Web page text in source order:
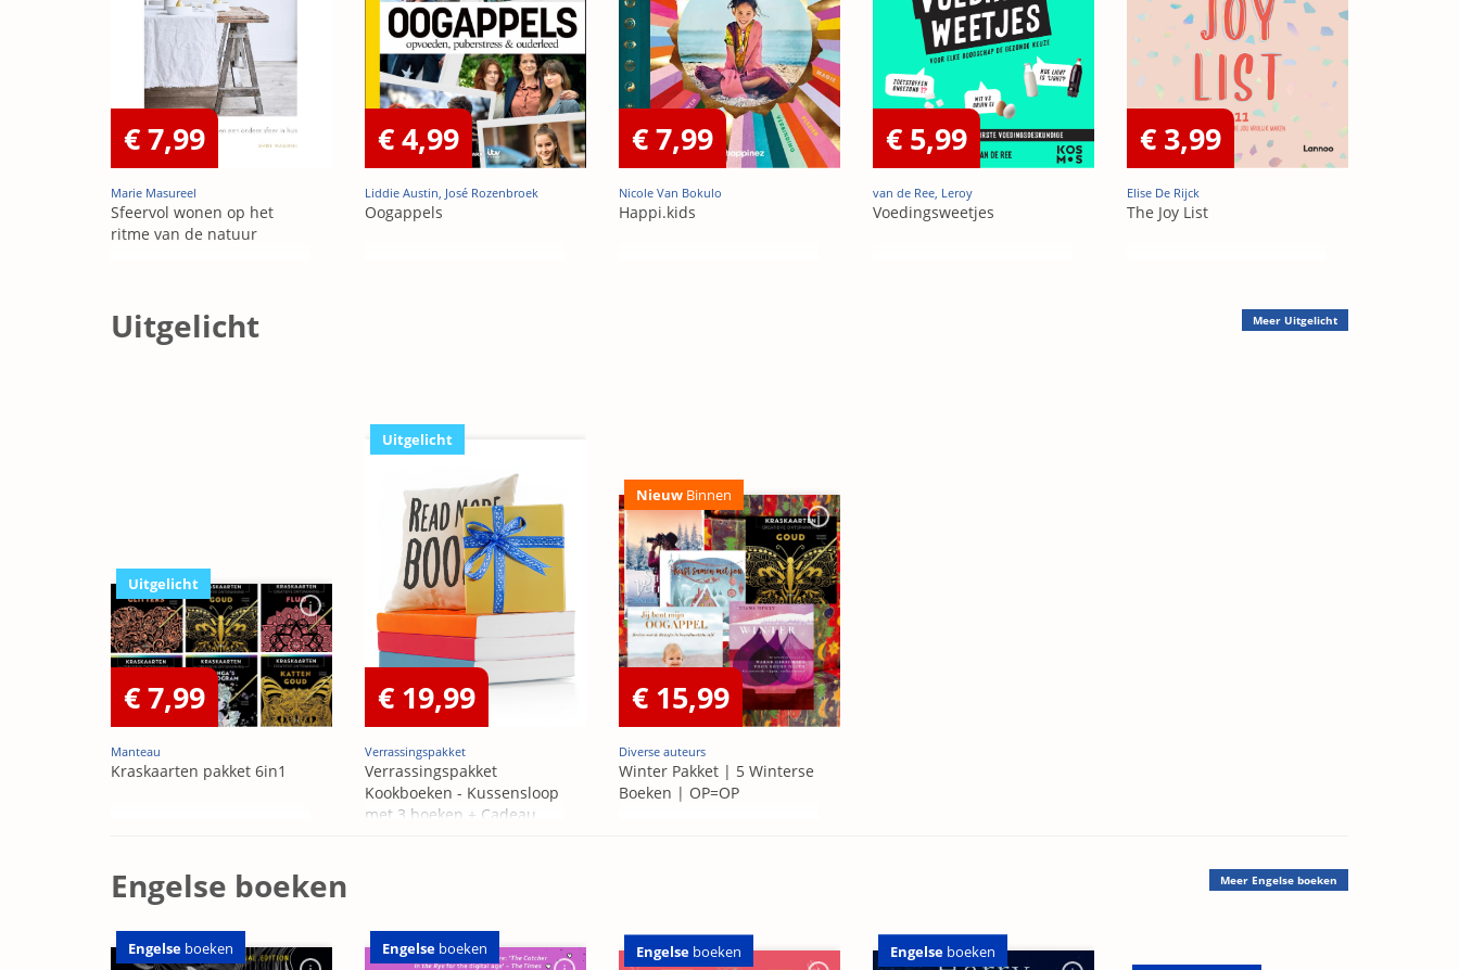
€ 7,99
Marie Masureel
Sfeervol wonen op het
ritme van de natuur
€ 4,99
Liddie Austin, José Rozenbroek
Oogappels
€ 7,99
Nicole Van Bokulo
Happi.kids
€ 5,99
van de Ree, Leroy
Voedingsweetjes
€ 3,99
Elise De Rijck
The Joy List
Uitgelicht Meer Uitgelicht
Uitgelicht
€ 7,99
Manteau
Kraskaarten pakket 6in1
Uitgelicht
€ 19,99
Verrassingspakket
Verrassingspakket
Kookboeken - Kussensloop
met 3 boeken + Cadeau
Nieuw Binnen
€ 15,99
Diverse auteurs
Winter Pakket | 5 Winterse
Boeken | OP=OP
Engelse boeken Meer Engelse boeken
Engelse boeken Engelse boeken Engelse boeken Engelse boeken